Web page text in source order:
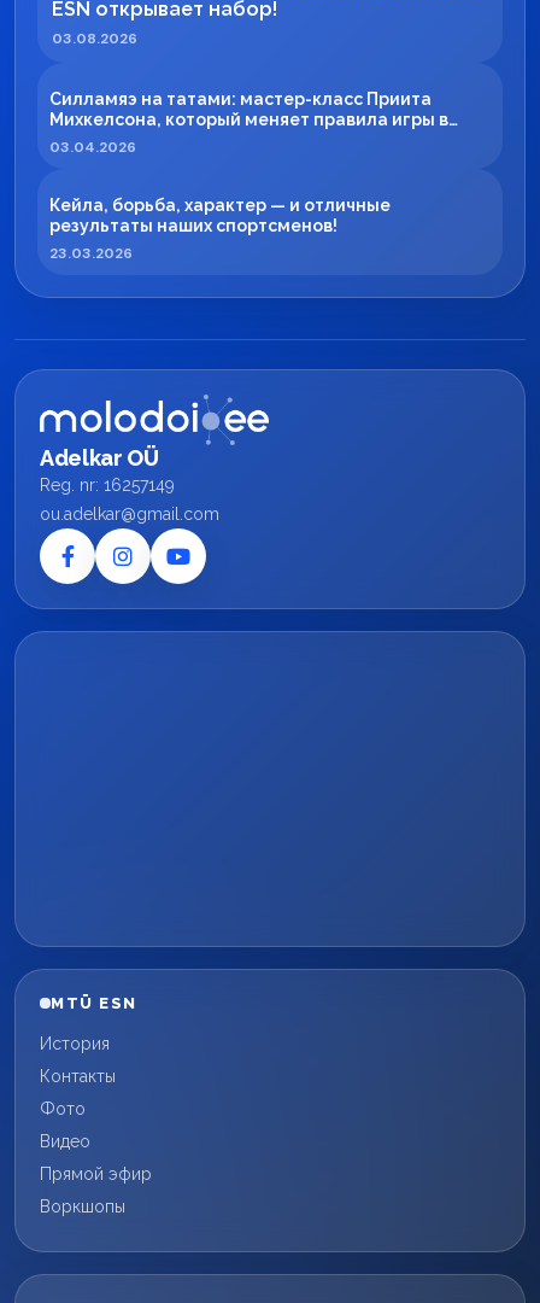
ESN открывает набор!
03.08.2026
Силламяэ на татами: мастер-класс Приита
Михкелсона, который меняет правила игры в
регионе
03.04.2026
Кейла, борьба, характер — и отличные
результаты наших спортсменов!
23.03.2026
Adelkar OÜ
Reg. nr: 16257149
ou.adelkar@gmail.com
MTÜ ESN
История
Контакты
Фото
Видео
Прямой эфир
Воркшопы